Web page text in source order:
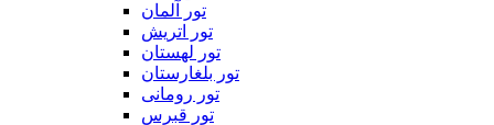
تور آلمان
تور اتریش
تور لهستان
تور بلغارستان
تور رومانی
تور قبرس